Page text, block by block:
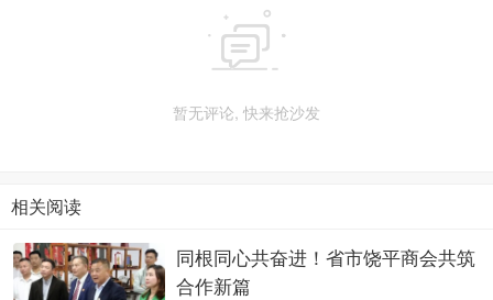

暂无评论, 快来抢沙发
相关阅读
同根同心共奋进！省市饶平商会共筑
合作新篇